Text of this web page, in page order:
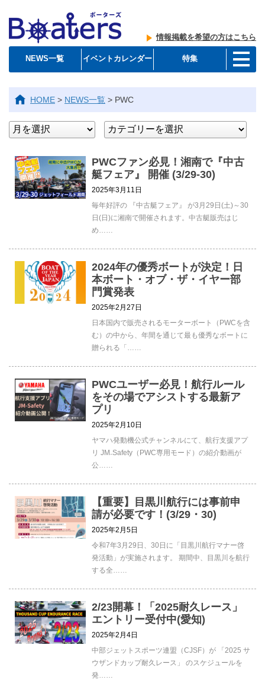
情報掲載を希望の方はこちら
NEWS一覧 イベントカレンダー 特集
HOME > NEWS一覧 > PWC
PWCファン必見！湘南で『中古
艇フェア』 開催 (3/29-30)
2025年3月11日
毎年好評の 『中古艇フェア』 が3月29日(土)～30
日(日)に湘南で開催されます。中古艇販売はじ
め……
2024年の優秀ボートが決定！日
本ボート・オブ・ザ・イヤー部
門賞発表
2025年2月27日
日本国内で販売されるモーターボート（PWCを含
む）の中から、年間を通じて最も優秀なボートに
贈られる「……
PWCユーザー必見！航行ルール
をその場でアシストする最新ア
プリ
2025年2月10日
ヤマハ発動機公式チャンネルにて、航行支援アプ
リ JM₋Safety（PWC専用モード）の紹介動画が
公……
【重要】目黒川航行には事前申
請が必要です！(3/29・30)
2025年2月5日
令和7年3月29日、30日に「目黒川航行マナー啓
発活動」が実施されます。 期間中、目黒川を航行
する全……
2/23開幕！「2025耐久レース」
エントリー受付中(愛知)
2025年2月4日
中部ジェットスポーツ連盟（CJSF）が 「2025 サ
ウザンドカップ耐久レース」 のスケジュールを
発……